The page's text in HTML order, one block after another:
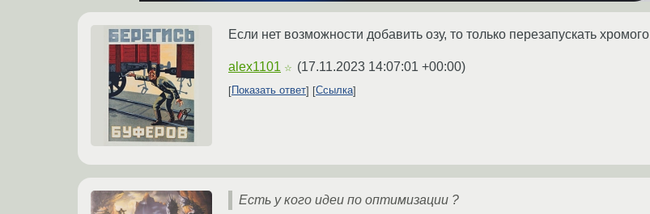
Если нет возможности добавить озу, то только перезапускать хромого
alex1101 ☆ (17.11.2023 14:07:01 +00:00)
Показать ответ Ссылка
Есть у кого идеи по оптимизации ?